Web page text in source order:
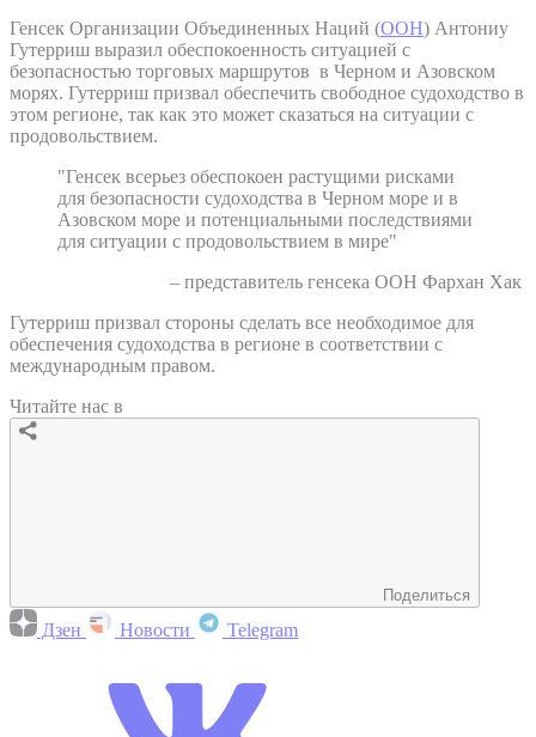
Генсек Организации Объединенных Наций (ООН) Антониу
Гутерриш выразил обеспокоенность ситуацией с
безопасностью торговых маршрутов в Черном и Азовском
морях. Гутерриш призвал обеспечить свободное судоходство в
этом регионе, так как это может сказаться на ситуации с
продовольствием.
"Генсек всерьез обеспокоен растущими рисками
для безопасности судоходства в Черном море и в
Азовском море и потенциальными последствиями
для ситуации с продовольствием в мире"
– представитель генсека ООН Фархан Хак
Гутерриш призвал стороны сделать все необходимое для
обеспечения судоходства в регионе в соответствии с
международным правом.
Читайте нас в
Поделиться
Дзен Новости Telegram